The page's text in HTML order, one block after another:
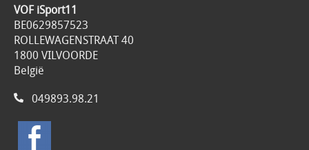
VOF iSport11
BE0629857523
ROLLEWAGENSTRAAT 40
1800 VILVOORDE
België
049893.98.21